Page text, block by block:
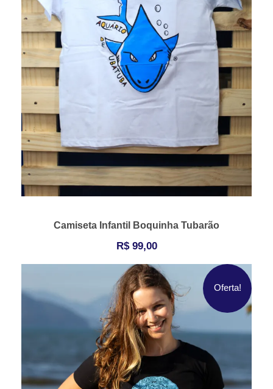
Camiseta Infantil Boquinha Tubarão
R$99,00
Oferta!